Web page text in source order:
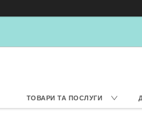
ТОВАРИ ТА ПОСЛУГИ